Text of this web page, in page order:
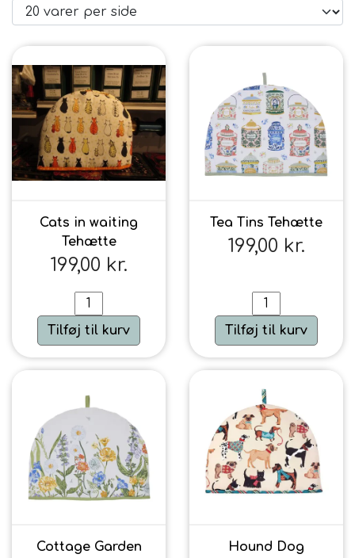
Løsvægt teer
Sort Te
Rooibush
Husets Teblandinger
Chaplon Te
Matcha te og tilbehør
Nyheder
Åbningstider
Cats in waiting
Tehætte
199,00 kr.
Tilføj til kurv
Tea Tins Tehætte
199,00 kr.
Tilføj til kurv
Cottage Garden
Hound Dog